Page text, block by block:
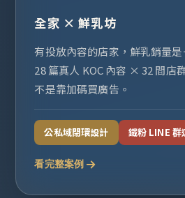
全家 × 鮮乳坊
有投放內容的店家，鮮乳銷量
28 篇真人 KOC 內容 × 32 間店
不是靠加碼買廣告。
公私域閉環設計 鐵粉 LINE 群
看完整案例